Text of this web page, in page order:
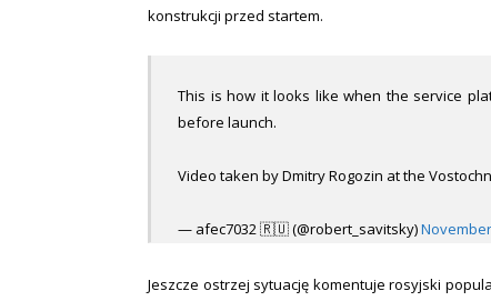
konstrukcji przed startem.
This is how it looks like when the service
before launch.
Video taken by Dmitry Rogozin at the
— afec7032 🇷🇺 (@robert_savitsky)
Jeszcze ostrzej sytuację komentuje rosyjski